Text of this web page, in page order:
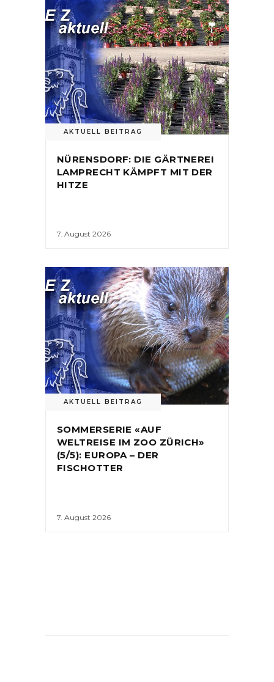
AKTUELL BEITRAG
NÜRENSDORF: DIE GÄRTNEREI
LAMPRECHT KÄMPFT MIT DER
HITZE
7. August 2026
AKTUELL BEITRAG
SOMMERSERIE «AUF
WELTREISE IM ZOO ZÜRICH»
(5/5): EUROPA – DER
FISCHOTTER
7. August 2026